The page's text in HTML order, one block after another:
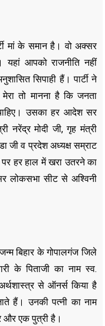
मां के समान है। वो अक्सर
आपको राजनीति नहीं
सिपाही हैं। पार्टी ने
तो मानना है कि जनता
उसका हर आदेश सर
नरेंद्र मोदी जी, गृह मंत्री
जी व प्रदेश अध्यक्ष सम्राट
हर हाल में खरा उतरने का
लोकसभा सीट से अश्विनी
बिहार के गोपालगंज जिले
के पिताजी का नाम स्व.
अर्थशास्त्र से ऑनर्स किया है
हैं। उनकी पत्नी का नाम
और एक पुत्री है।